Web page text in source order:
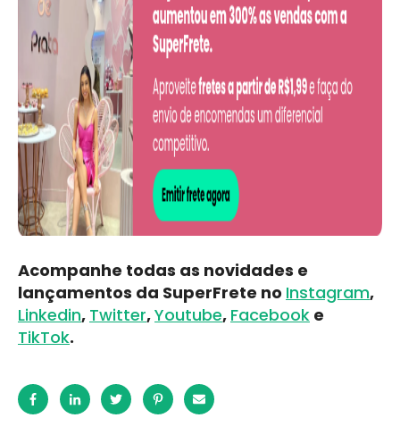
Acompanhe todas as novidades e
lançamentos da SuperFrete no Instagram,
Linkedin, Twitter,Youtube, Facebook e
TikTok.